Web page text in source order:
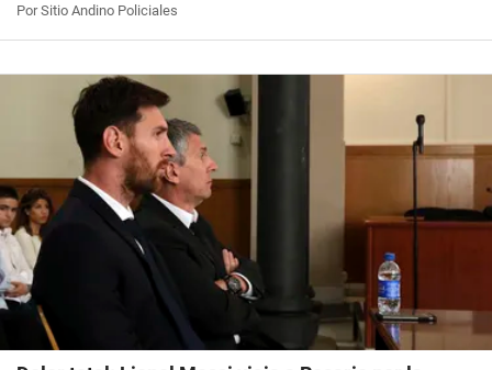
Por Sitio Andino Policiales